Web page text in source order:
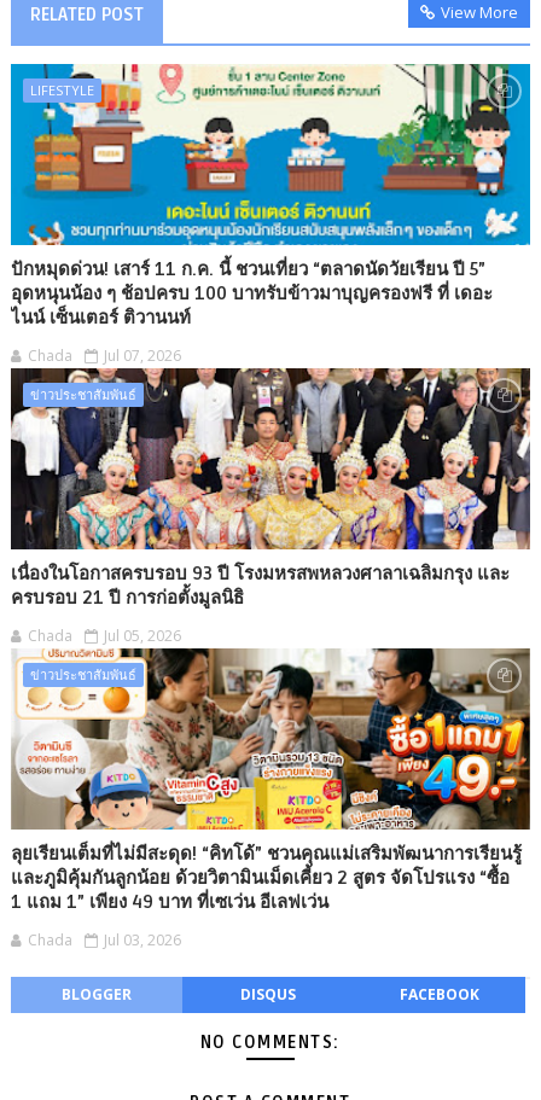
RELATED POST View More
LIFESTYLE
ปักหมุดด่วน! เสาร์ 11 ก.ค. นี้ ชวนเที่ยว “ตลาดนัดวัยเรียน ปี 5”
อุดหนุนน้อง ๆ ช้อปครบ 100 บาทรับข้าวมาบุญครองฟรี ที่ เดอะ
ไนน์ เซ็นเตอร์ ติวานนท์
Chada Jul 07, 2026
ข่าวประชาสัมพันธ์
เนื่องในโอกาสครบรอบ 93 ปี โรงมหรสพหลวงศาลาเฉลิมกรุง และ
ครบรอบ 21 ปี การก่อตั้งมูลนิธิ
Chada Jul 05, 2026
ข่าวประชาสัมพันธ์
ลุยเรียนเต็มที่ไม่มีสะดุด! “คิทโด้” ชวนคุณแม่เสริมพัฒนาการเรียนรู้
และภูมิคุ้มกันลูกน้อย ด้วยวิตามินเม็ดเคี้ยว 2 สูตร จัดโปรแรง “ซื้อ
1 แถม 1” เพียง 49 บาท ที่เซเว่น อีเลฟเว่น
Chada Jul 03, 2026
BLOGGER DISQUS FACEBOOK
NO COMMENTS: